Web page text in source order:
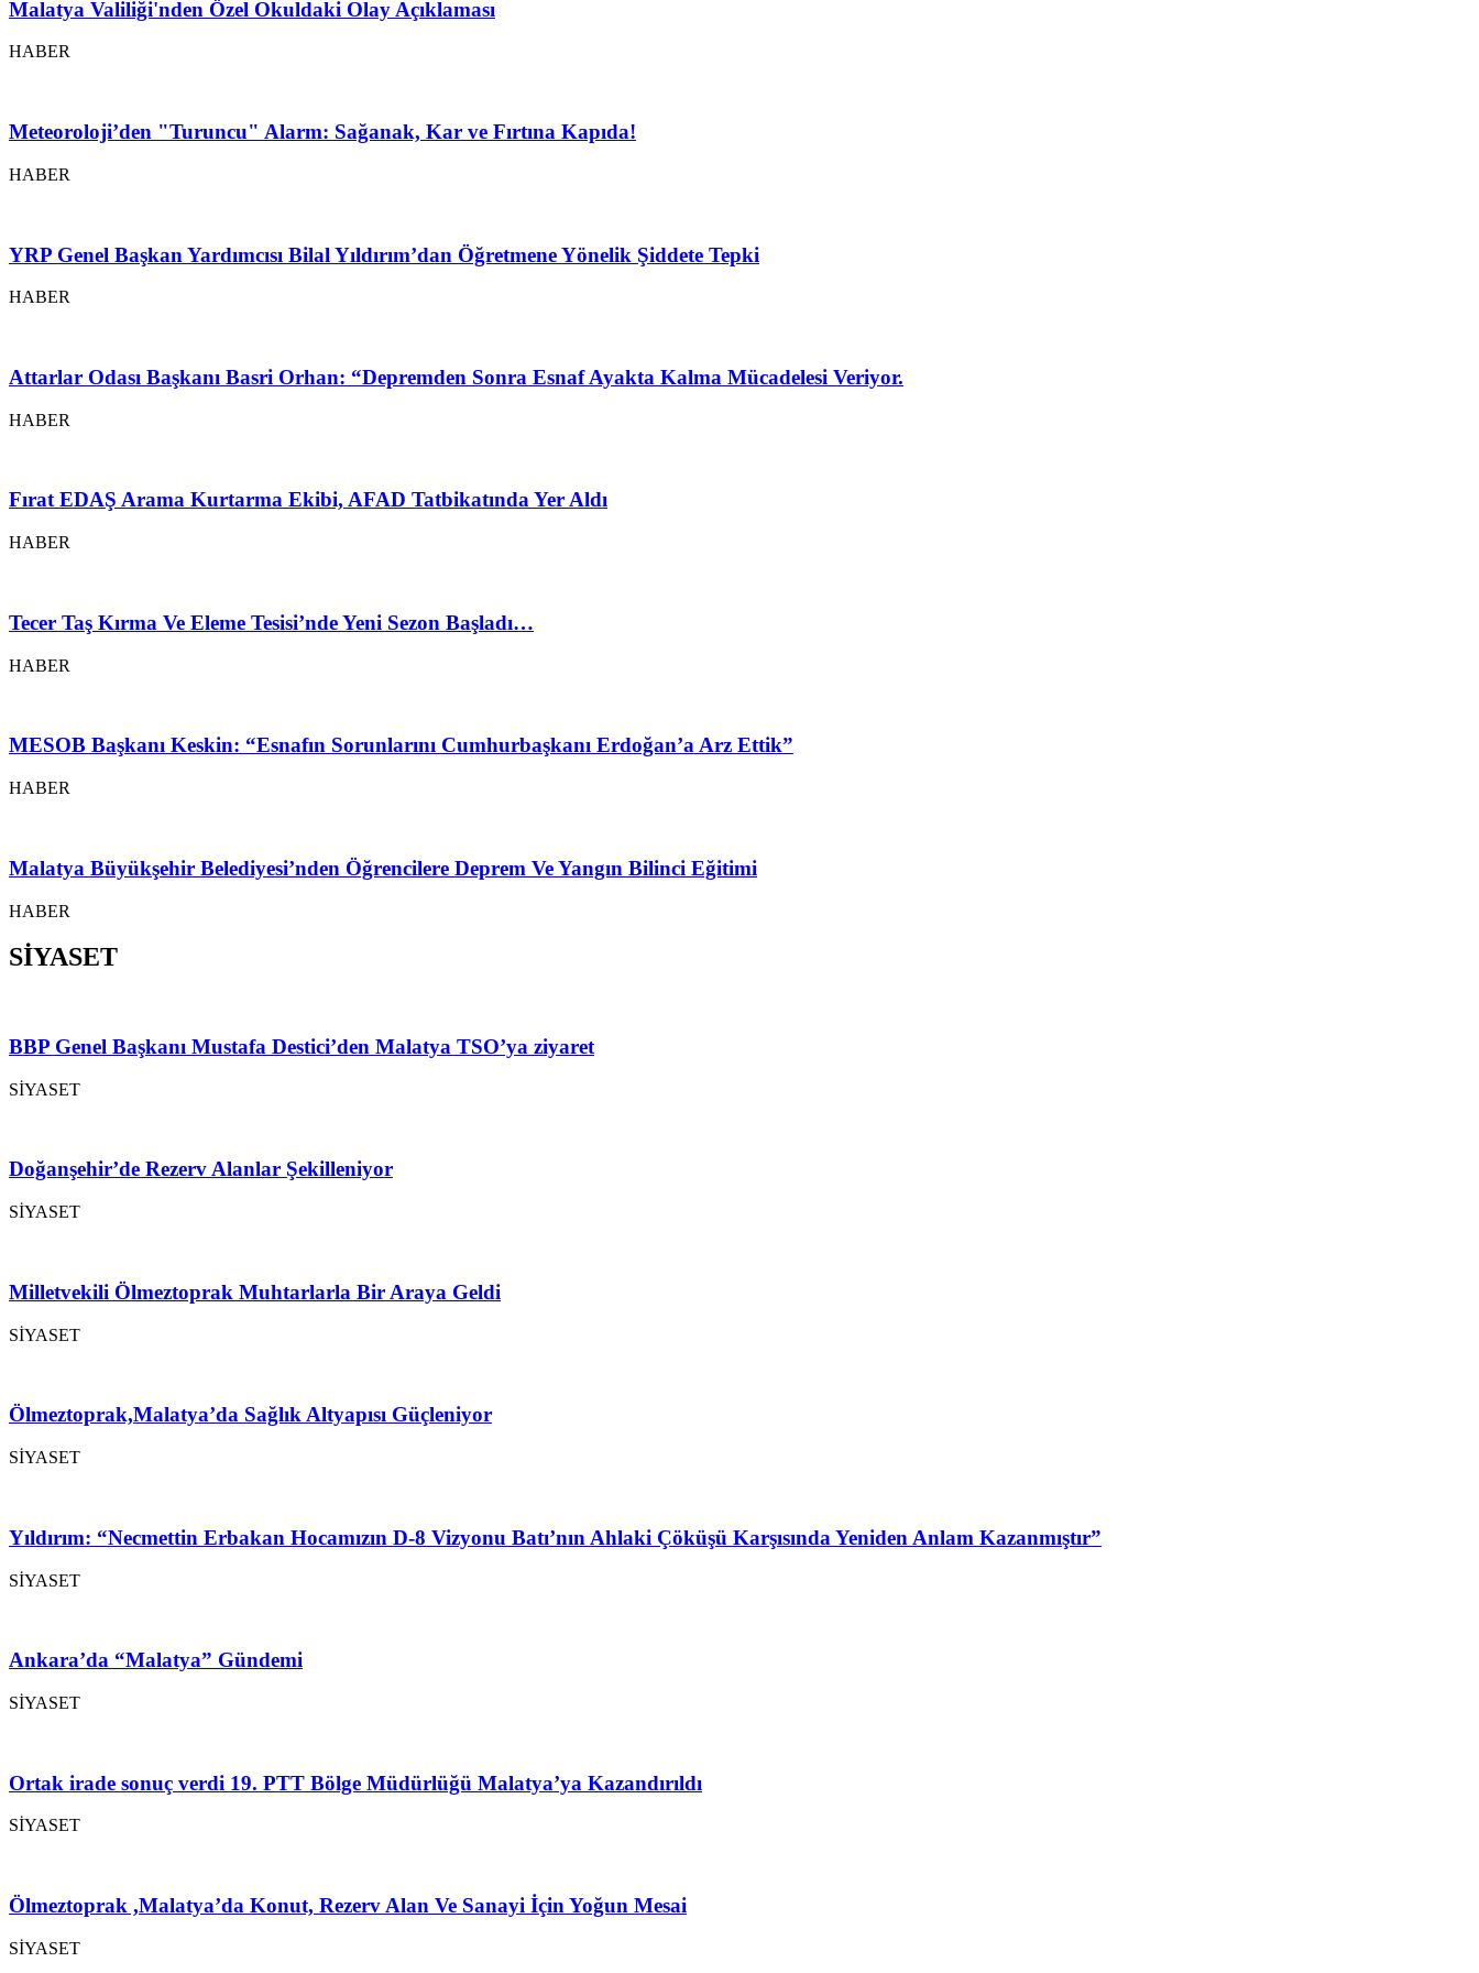
Malatya Valiliği'nden Özel Okuldaki Olay Açıklaması
HABER
Meteoroloji’den "Turuncu" Alarm: Sağanak, Kar ve Fırtına Kapıda!
HABER
YRP Genel Başkan Yardımcısı Bilal Yıldırım’dan Öğretmene Yönelik Şiddete Tepki
HABER
Attarlar Odası Başkanı Basri Orhan: “Depremden Sonra Esnaf Ayakta Kalma Mücadelesi Veriyor.
HABER
Fırat EDAŞ Arama Kurtarma Ekibi, AFAD Tatbikatında Yer Aldı
HABER
Tecer Taş Kırma Ve Eleme Tesisi’nde Yeni Sezon Başladı…
HABER
MESOB Başkanı Keskin: “Esnafın Sorunlarını Cumhurbaşkanı Erdoğan’a Arz Ettik”
HABER
Malatya Büyükşehir Belediyesi’nden Öğrencilere Deprem Ve Yangın Bilinci Eğitimi
HABER
SİYASET
BBP Genel Başkanı Mustafa Destici’den Malatya TSO’ya ziyaret
SİYASET
Doğanşehir’de Rezerv Alanlar Şekilleniyor
SİYASET
Milletvekili Ölmeztoprak Muhtarlarla Bir Araya Geldi
SİYASET
Ölmeztoprak,Malatya’da Sağlık Altyapısı Güçleniyor
SİYASET
Yıldırım: “Necmettin Erbakan Hocamızın D-8 Vizyonu Batı’nın Ahlaki Çöküşü Karşısında Yeniden Anlam Kazanmıştır”
SİYASET
Ankara’da “Malatya” Gündemi
SİYASET
Ortak irade sonuç verdi 19. PTT Bölge Müdürlüğü Malatya’ya Kazandırıldı
SİYASET
Ölmeztoprak ,Malatya’da Konut, Rezerv Alan Ve Sanayi İçin Yoğun Mesai
SİYASET